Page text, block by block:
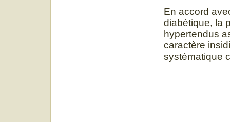
En accord
diabétique, la
hypertendus
caractère
systématique